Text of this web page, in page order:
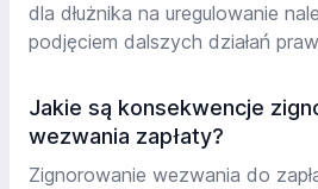
dla dłużnika na uregulowanie
podjęciem dalszych działań
Jakie są konsekwencje
wezwania zapłaty?
Zignorowanie wezwania do